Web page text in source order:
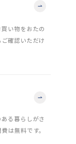
い物をおたの
確認いただけ
る暮らしがさ
は無料です。